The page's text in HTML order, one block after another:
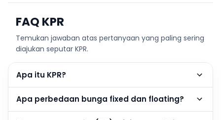
FAQ KPR
Temukan jawaban atas pertanyaan yang paling sering
diajukan seputar KPR.
Apa itu KPR?
Apa perbedaan bunga fixed dan floating?